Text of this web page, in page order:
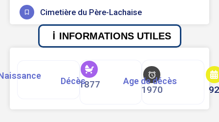
Cimetière du Père-Lachaise
INFORMATIONS UTILES
1877
Décès
1970
Age de décès